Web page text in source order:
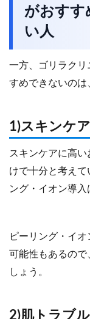
がおすす
い人
一方、ゴリラク
すめできないのは
1)スキンケ
スキンケアに高
けで十分と考えて
ング・イオン導入
ピーリング・イ
可能性もあるの
しょう。
2)肌トラブ